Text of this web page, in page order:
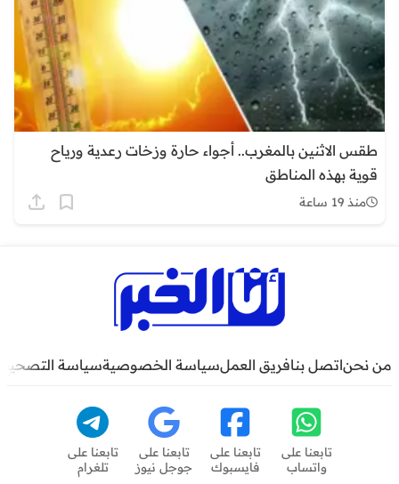
طقس الاثنين بالمغرب.. أجواء حارة وزخات رعدية ورياح
قوية بهذه المناطق
منذ 19 ساعة
من نحناتصل بنافريق العملسياسة الخصوصيةسياسة التصحيح
تابعنا على
واتساب
تابعنا على
فايسبوك
تابعنا على
جوجل نيوز
تابعنا على
تلغرام